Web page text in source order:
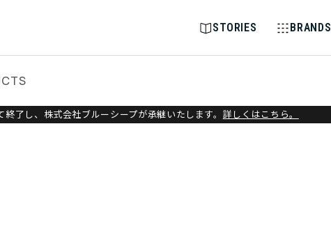
STORIES BRANDS
了し、株式会社ブルーシープが承継いたします。 詳しくはこちら。